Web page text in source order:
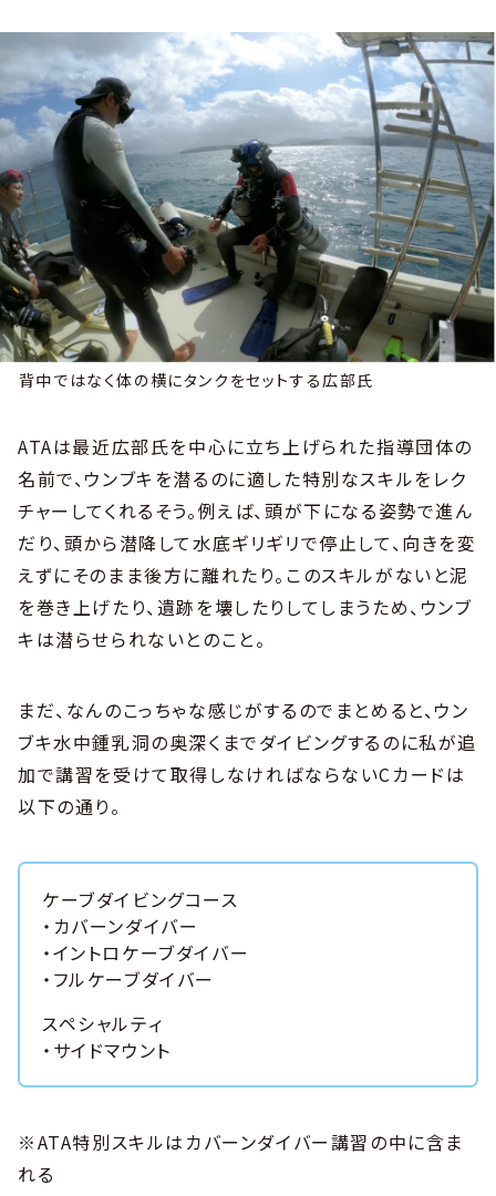
背中ではなく体の横にタンクをセットする広部氏
ATAは最近広部氏を中心に立ち上げられた指導団体の
名前で、ウンブキを潜るのに適した特別なスキルをレク
チャーしてくれるそう。例えば、頭が下になる姿勢で進ん
だり、頭から潜降して水底ギリギリで停止して、向きを変
えずにそのまま後方に離れたり。このスキルがないと泥
を巻き上げたり、遺跡を壊したりしてしまうため、ウンブ
キは潜らせられないとのこと。
まだ、なんのこっちゃな感じがするのでまとめると、ウン
ブキ水中鍾乳洞の奥深くまでダイビングするのに私が追
加で講習を受けて取得しなければならないCカードは
以下の通り。
ケーブダイビングコース
・カバーンダイバー
・イントロケーブダイバー
・フルケーブダイバー
スペシャルティ
・サイドマウント
※ATA特別スキルはカバーンダイバー講習の中に含ま
れる